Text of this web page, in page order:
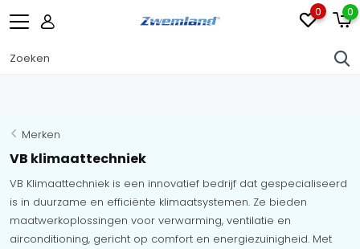
0 0
Merken
VB klimaattechniek
VB Klimaattechniek is een innovatief bedrijf dat gespecialiseerd
is in duurzame en efficiënte klimaatsystemen. Ze bieden
maatwerkoplossingen voor verwarming, ventilatie en
airconditioning, gericht op comfort en energiezuinigheid. Met